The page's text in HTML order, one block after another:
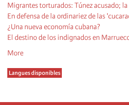
Migrantes torturados: Túnez acusado;
En defensa de la ordinariez de las
¿Una nueva economía cubana?
El destino de los indignados en
More
Langues disponibles